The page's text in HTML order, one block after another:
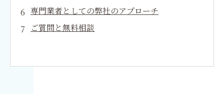
専門業者としての弊社のアプローチ
ご質問と無料相談